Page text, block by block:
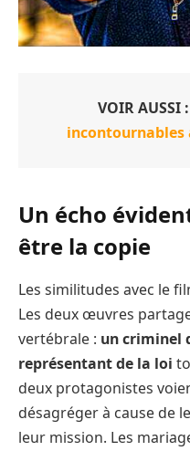
VOIR AUSSI :
incontournables
Un écho
être la copie
Les similitudes avec le
Les deux œuvres
vertébrale : un criminel
représentant de la loi
deux protagonistes
désagréger à cause de
leur mission. Les